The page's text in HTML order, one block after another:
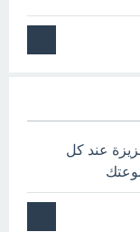
عند كل